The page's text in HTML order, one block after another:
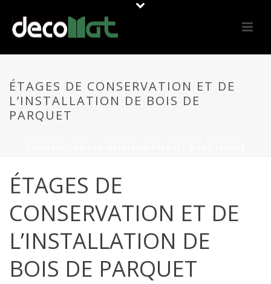
ÉTAGES DE CONSERVATION ET DE
L’INSTALLATION DE BOIS DE
PARQUET
ÉTAGES DE
CONSERVATION ET DE
L’INSTALLATION DE
BOIS DE PARQUET